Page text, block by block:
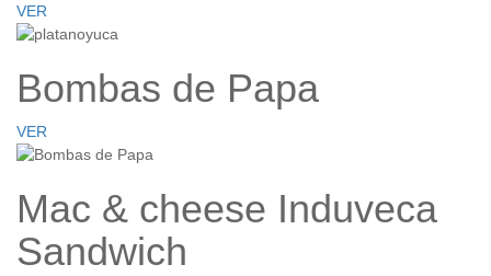
VER
Bombas de Papa
VER
Mac & cheese Induveca
Sandwich